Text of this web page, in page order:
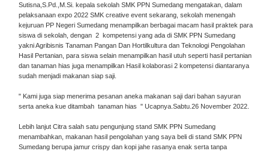
Sutisna,S.Pd.,M.Si. kepala sekolah SMK PPN Sumedang mengatakan, dalam
pelaksanaan expo 2022 SMK creative event sekarang, sekolah menengah
kejuruan PP Negeri Sumedang menampilkan berbagai macam hasil praktek para
siswa di sekolah, dengan 2 kompetensi yang ada di SMK PPN Sumedang
yakni Agribisnis Tanaman Pangan Dan Hortilkultura dan Teknologi Pengolahan
Hasil Pertanian, para siswa selain menampilkan hasil utuh seperti hasil pertanian
dan tanaman hias juga menampilkan Hasil kolaborasi 2 kompetensi diantaranya
sudah menjadi makanan siap saji.
" Kami juga siap menerima pesanan aneka makanan saji dari bahan sayuran
serta aneka kue ditambah tanaman hias " Ucapnya.Sabtu.26 November 2022.
Lebih lanjut Citra salah satu pengunjung stand SMK PPN Sumedang
menambahkan, makanan hasil pengolahan yang saya beli di stand SMK PPN
Sumedang berupa jamur crispy dan kopi jahe rasanya enak serta tanpa